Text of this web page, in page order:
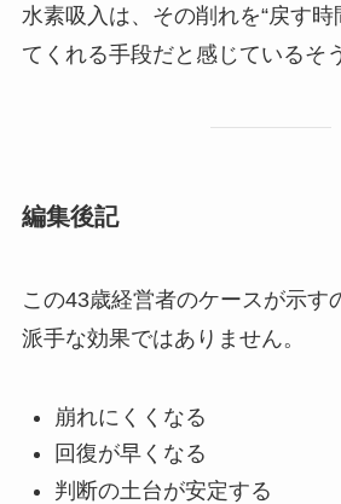
水素吸入は、その削れを“戻す時
てくれる手段だと感じているそ
編集後記
この43歳経営者のケースが示す
派手な効果ではありません。
崩れにくくなる
回復が早くなる
判断の土台が安定する